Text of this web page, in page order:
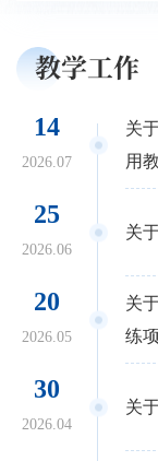
教学工作
14
2026.07
关
用
25
2026.06
关
20
2026.05
关
练
30
2026.04
关